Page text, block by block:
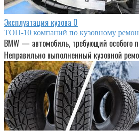
Эксплуатация кузова 0
ТОП-10 компаний по кузовному
BMW — автомобиль, требующий особого
Неправильно выполненный кузовной